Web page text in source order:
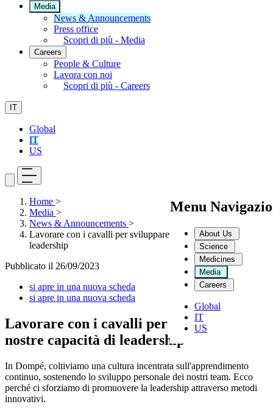
Media
News & Announcements
Press office
Scopri di più - Media
Careers
People & Culture
Lavora con noi
Scopri di più - Careers
IT
Global
IT
US
Menu
About Us
Science
Medicines
Media
Careers
Global
IT
US
Home >
Media >
News & Announcements >
Lavorare con i cavalli per sviluppare le nostre capacità di
leadership
Pubblicato il 26/09/2023
si apre in una nuova scheda
si apre in una nuova scheda
Lavorare con i cavalli per sviluppare le
nostre capacità di leadership
In Dompé, coltiviamo una cultura incentrata sull'apprendimento
continuo, sostenendo lo sviluppo personale dei nostri team. Ecco
perché ci sforziamo di promuovere la leadership attraverso metodi
innovativi.